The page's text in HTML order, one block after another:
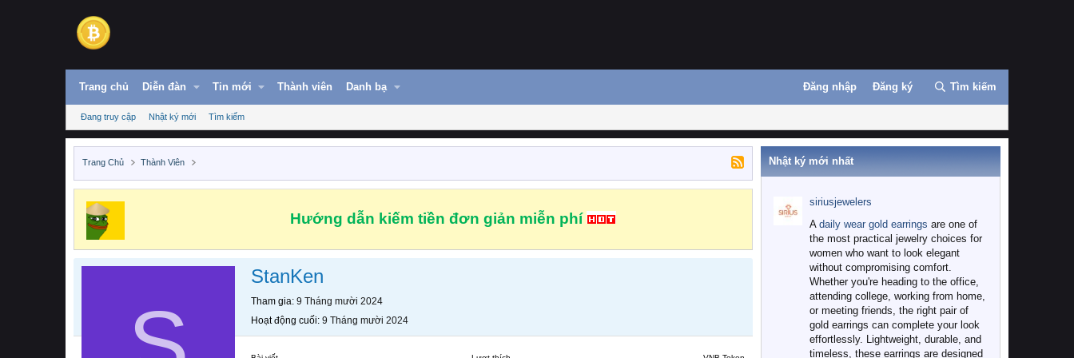
Trang chủ Diễn đàn Tin mới Thành viên Danh bạ Đăng nhập Đăng ký Tìm kiếm
Đang truy cập Nhật ký mới Tìm kiếm
Trang Chủ Thành Viên
Hướng dẫn kiếm tiền đơn giản miễn phí
StanKen
Tham gia 9 Tháng mười 2024
Hoạt động cuối 9 Tháng mười 2024
Nhật ký mới nhất
siriusjewelers
A daily wear gold earrings are one of
the most practical jewelry choices for
women who want to look elegant
without compromising comfort.
Whether you're heading to the office,
attending college, working from home,
or meeting friends, the right pair of
gold earrings can complete your look
effortlessly. Lightweight, durable, and
timeless, these earrings are designed